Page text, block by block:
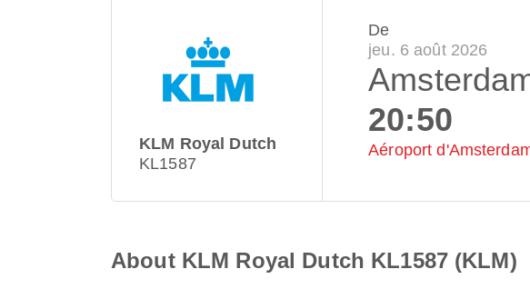
KLM Royal Dutch
KL1587
De
jeu. 6 août 2026
20:50
Aéroport
About KLM Royal Dutch KL1587 (KLM)